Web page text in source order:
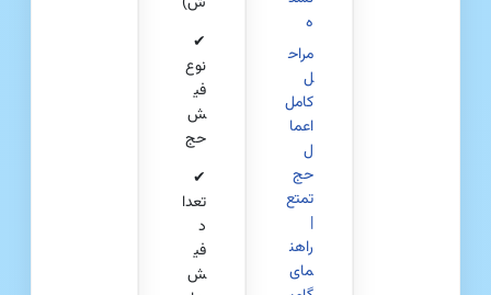
ه
مراح
ل
کامل
اعما
ل
حج
تمتع
|
راهن
مای
✔
نوع
فی
ش
حج
✔
تعدا
د
فی
ش‌